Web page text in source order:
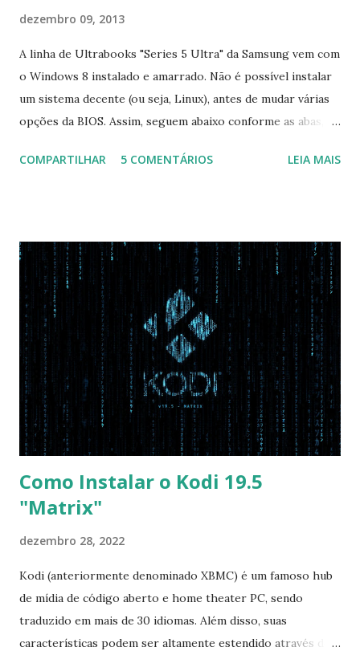
dezembro 09, 2013
A linha de Ultrabooks "Series 5 Ultra" da Samsung vem com
o Windows 8 instalado e amarrado. Não é possível instalar
um sistema decente (ou seja, Linux), antes de mudar várias
opções da BIOS. Assim, seguem abaixo conforme as abas, a
Na inicialização aperte F2 para acessar a BIOS e então faça
com Win, deixe essa opção no Auto ) Set AHCI Mode ->
Disabled USB S3 Wake-up -> Enabled Boot: Secure Boot ->
Disabled OS Mode Selection -> UEFI and CSM OS (Essa
opção garante boot com Win e Linux) Boot > Boot Priority
Order USB HDD: SATA CD: SATA HDD: Essa ordem de boot
vai garantir que ele tente primeiro o boot pela USB, depois
pelo CD e por último no HD. Apenas as opções acima são
as necessá...
COMPARTILHAR 5 COMENTÁRIOS LEIA MAIS
Como Instalar o Kodi 19.5
"Matrix"
dezembro 28, 2022
Kodi (anteriormente denominado XBMC) é um famoso hub
de mídia de código aberto e home theater PC, sendo
traduzido em mais de 30 idiomas. Além disso, suas
características podem ser altamente estendido através de